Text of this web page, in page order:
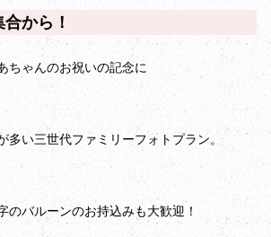
から！
ちゃんのお祝いの記念に
多い三世代ファミリーフォトプラン。
のバルーンのお持込みも大歓迎！